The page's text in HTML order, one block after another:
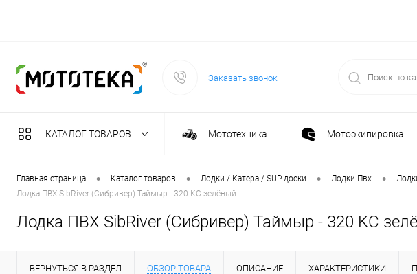
Заказать звонок
КАТАЛОГ ТОВАРОВ Мототехника Мотоэкипировка
Садовая техника Спортивные
Масла и тех. жидкости
Главная страница • Каталог товаров • Лодки / Катера / SUP доски • Лодки Пвх •
Лодка ПВХ SibRiver (Сибривер) Таймыр - 320 KС зелёный
Лодка ПВХ SibRiver (Сибривер) Таймыр - 320 KС
ВЕРНУТЬСЯ В РАЗДЕЛ ОБЗОР ТОВАРА ОПИСАНИЕ ХАРАКТЕРИСТИКИ